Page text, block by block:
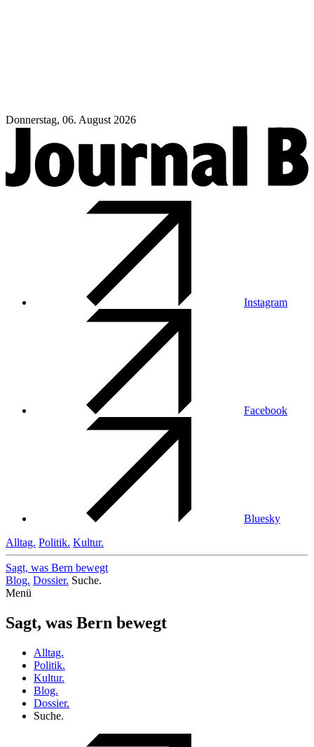
Donnerstag, 06. August 2026
Instagram
Facebook
Bluesky
Alltag. Politik. Kultur.
Sagt, was Bern bewegt
Blog. Dossier. Suche.
Menü
Sagt, was Bern bewegt
Alltag.
Politik.
Kultur.
Blog.
Dossier.
Suche.